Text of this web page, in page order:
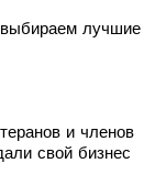
лучшие
и членов
свой бизнес